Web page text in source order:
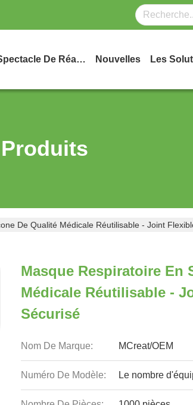
Spectacle De Réalité Virtuelle Nouvelles Les
De Qualité Médicale Réutilisable - Joint
Masque Respiratoire En
Médicale Réutilisable -
Sécurisé
Nom De Marque: MCreat/OEM
Numéro De Modèle: Le nombre